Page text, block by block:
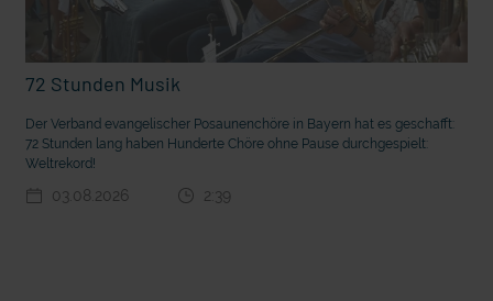
deutsche Sprache?
72 Stunden Musik
Der Verband evangelischer Posaunenchöre in Bayern hat es geschafft:
72 Stunden lang haben Hunderte Chöre ohne Pause durchgespielt:
Weltrekord!
03.08.2026 2:39